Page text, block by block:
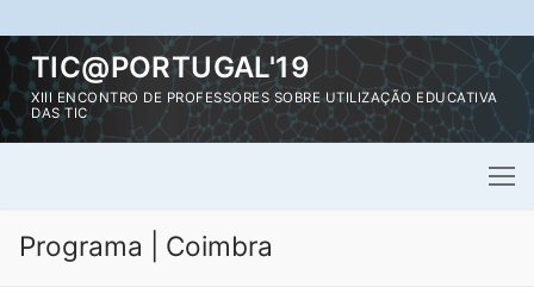
Saltar
para
conteúdo
TIC@PORTUGAL'19
XIII ENCONTRO DE PROFESSORES SOBRE UTILIZAÇÃO EDUCATIVA
DAS TIC
Programa | Coimbra